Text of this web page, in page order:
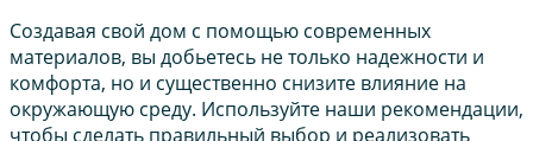
Создавая свой дом с помощью современных
материалов, вы добьетесь не только надежности и
комфорта, но и существенно снизите влияние на
окружающую среду. Используйте наши рекомендации,
чтобы сделать правильный выбор и реализовать